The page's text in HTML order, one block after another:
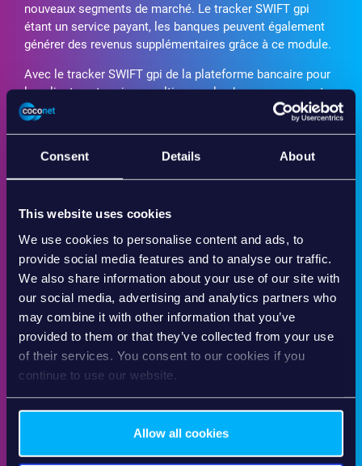
Consent Details About
This website uses cookies
We use cookies to personalise content and ads, to
provide social media features and to analyse our traffic.
We also share information about your use of our site with
our social media, advertising and analytics partners who
may combine it with other information that you’ve
provided to them or that they’ve collected from your use
of their services. You consent to our cookies if you
continue to use our website.
Allow all cookies
nouveaux segments de marché. Le tracker SWIFT gpi
étant un service payant, les banques peuvent également
générer des revenus supplémentaires grâce à ce module.
Avec le tracker SWIFT gpi de la plateforme bancaire pour
les clients entreprises multi:versa, les banques peuvent
transformer l’expérience utilisateur en matière de
bout.